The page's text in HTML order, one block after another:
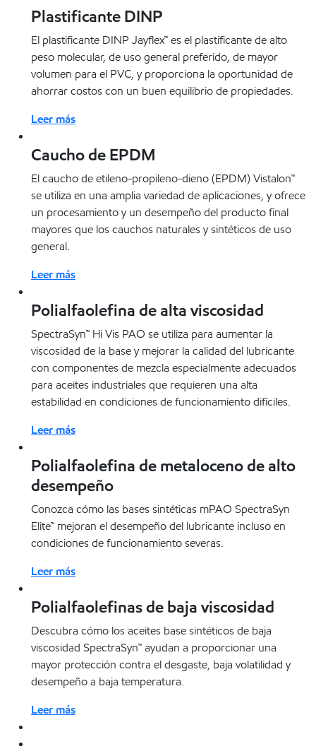
Plastificante DINP
El plastificante DINP Jayflex™ es el plastificante de alto
peso molecular, de uso general preferido, de mayor
volumen para el PVC, y proporciona la oportunidad de
ahorrar costos con un buen equilibrio de propiedades.
Leer más
Caucho de EPDM
El caucho de etileno-propileno-dieno (EPDM) Vistalon™
se utiliza en una amplia variedad de aplicaciones, y ofrece
un procesamiento y un desempeño del producto final
mayores que los cauchos naturales y sintéticos de uso
general.
Leer más
Polialfaolefina de alta viscosidad
SpectraSyn™ Hi Vis PAO se utiliza para aumentar la
viscosidad de la base y mejorar la calidad del lubricante
con componentes de mezcla especialmente adecuados
para aceites industriales que requieren una alta
estabilidad en condiciones de funcionamiento difíciles.
Leer más
Polialfaolefina de metaloceno de alto
desempeño
Conozca cómo las bases sintéticas mPAO SpectraSyn
Elite™ mejoran el desempeño del lubricante incluso en
condiciones de funcionamiento severas.
Leer más
Polialfaolefinas de baja viscosidad
Descubra cómo los aceites base sintéticos de baja
viscosidad SpectraSyn™ ayudan a proporcionar una
mayor protección contra el desgaste, baja volatilidad y
desempeño a baja temperatura.
Leer más